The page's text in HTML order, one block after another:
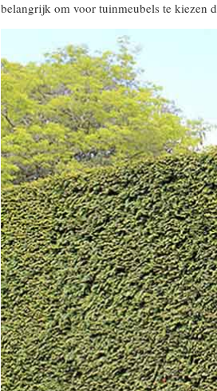
belangrijk om voor tuinmeubels te kiezen